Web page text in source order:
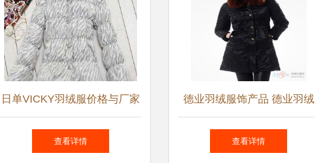
日单VICKY羽绒服价格与厂家
信息全解析
查看详情
德业羽绒服饰产品 德业羽绒
服饰产品图片 德业羽绒服饰
查看详情